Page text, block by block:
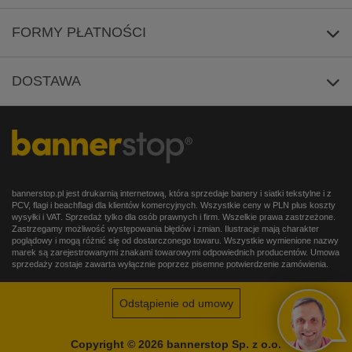
Oświadczenie o dostępności
Rejestracja /Zrezygnuj z subskrypcji
FORMY PŁATNOŚCI
DOSTAWA
bannerstop.pl jest drukarnią internetową, która sprzedaje banery i siatki tekstylne i z
PCV, flagi i beachflagi dla klientów komercyjnych. Wszystkie ceny w PLN plus koszty
wysyłki i VAT. Sprzedaż tylko dla osób prawnych i firm. Wszelkie prawa zastrzeżone.
Zastrzegamy możliwość występowania błędów i zmian. Ilustracje mają charakter
poglądowy i mogą różnić się od dostarczonego towaru. Wszystkie wymienione nazwy
marek są zarejestrowanymi znakami towarowymi odpowiednich producentów. Umowa
sprzedaży zostaje zawarta wyłącznie poprzez pisemne potwierdzenie zamówienia.
Odstąpienie od umowy
Copyright © 2026 bannerstop Sp. z o.o.